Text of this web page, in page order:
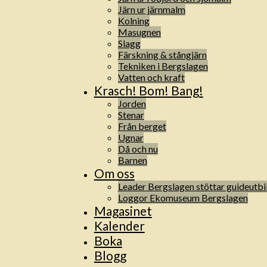
Järn ur järnmalm
Kolning
Masugnen
Slagg
Färskning & stångjärn
Tekniken i Bergslagen
Vatten och kraft
Krasch! Bom! Bang!
Jorden
Stenar
Från berget
Ugnar
Då och nu
Barnen
Om oss
Leader Bergslagen stöttar
Loggor Ekomuseum Bergslagen
Magasinet
Kalender
Boka
Blogg